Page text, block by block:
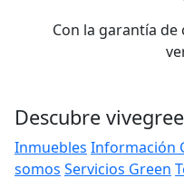
Con la garantía
Descubre
Inmuebles Información
somos Servicios Green